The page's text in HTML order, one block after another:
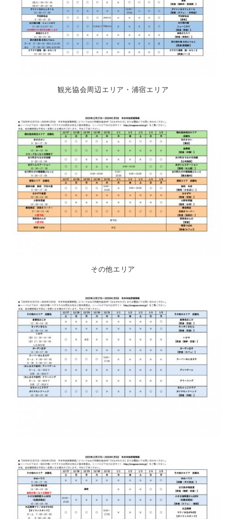
観光協会周辺エリア・浦宿エリア
その他エリア